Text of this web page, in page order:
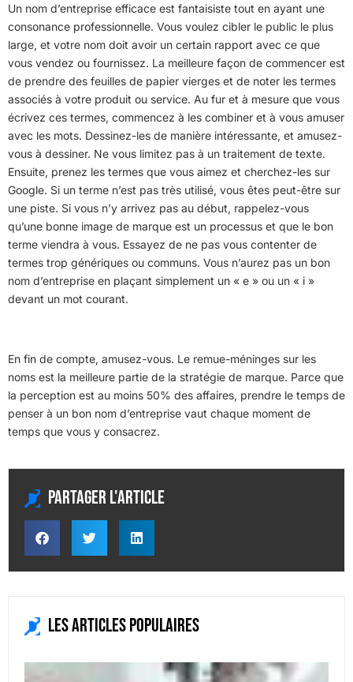
Un nom d’entreprise efficace est fantaisiste tout en ayant une
consonance professionnelle. Vous voulez cibler le public le plus
large, et votre nom doit avoir un certain rapport avec ce que
vous vendez ou fournissez. La meilleure façon de commencer est
de prendre des feuilles de papier vierges et de noter les termes
associés à votre produit ou service. Au fur et à mesure que vous
écrivez ces termes, commencez à les combiner et à vous amuser
avec les mots. Dessinez-les de manière intéressante, et amusez-
vous à dessiner. Ne vous limitez pas à un traitement de texte.
Ensuite, prenez les termes que vous aimez et cherchez-les sur
Google. Si un terme n’est pas très utilisé, vous êtes peut-être sur
une piste. Si vous n’y arrivez pas au début, rappelez-vous
qu’une bonne image de marque est un processus et que le bon
terme viendra à vous. Essayez de ne pas vous contenter de
termes trop génériques ou communs. Vous n’aurez pas un bon
nom d’entreprise en plaçant simplement un « e » ou un « i »
devant un mot courant.
En fin de compte, amusez-vous. Le remue-méninges sur les
noms est la meilleure partie de la stratégie de marque. Parce que
la perception est au moins 50% des affaires, prendre le temps de
penser à un bon nom d’entreprise vaut chaque moment de
temps que vous y consacrez.
Partager l'article
Les articles populaires